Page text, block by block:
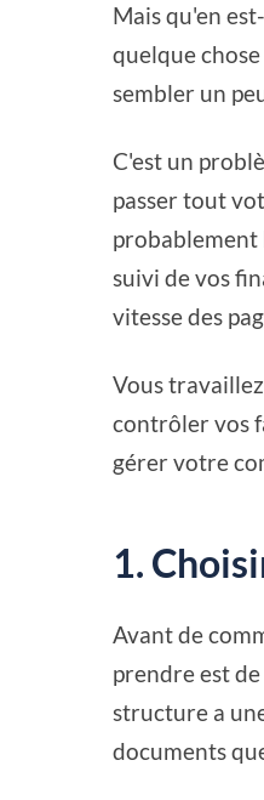
Mais qu'en
quelque
sembler un
C'est un
passer tout
probablement
suivi de vos
vitesse des
Vous
contrôler vos
gérer votre
1.
Avant de
prendre est
structure a
documents